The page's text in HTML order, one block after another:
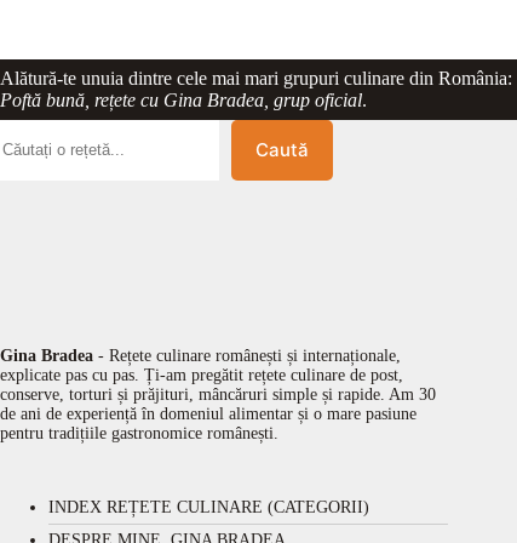
Alătură-te unuia dintre cele mai mari grupuri culinare din România:
Poftă bună, rețete cu Gina Bradea, grup oficial.
Caută
Gina Bradea - Rețete culinare românești și internaționale,
explicate pas cu pas. Ți-am pregătit rețete culinare de post,
conserve, torturi și prăjituri, mâncăruri simple și rapide. Am 30
de ani de experiență în domeniul alimentar și o mare pasiune
pentru tradițiile gastronomice românești.
INDEX REȚETE CULINARE (CATEGORII)